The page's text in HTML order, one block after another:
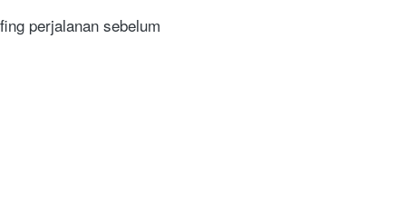
perjalanan sebelum